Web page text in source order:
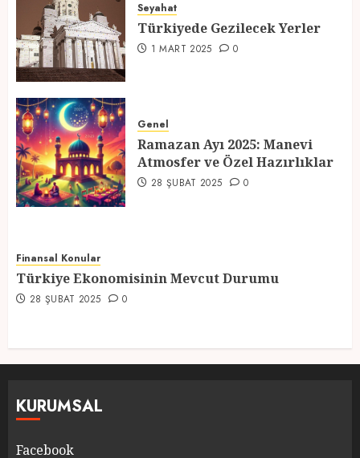
4
1 MART 2025
5
Atmosfer ve Özel Hazırlıklar
28 ŞUBAT 2025 0
Seyahat
Türkiyede Gezilecek Yerler
1 MART 2025 0
Genel
Ramazan Ayı 2025: Manevi
Atmosfer ve Özel Hazırlıklar
28 ŞUBAT 2025 0
Finansal Konular
Türkiye Ekonomisinin Mevcut Durumu
28 ŞUBAT 2025 0
KURUMSAL
Facebook